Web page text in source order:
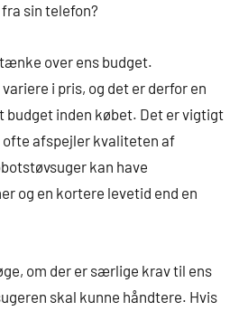
sin telefon?
over ens budget.
i pris, og det er derfor en
budget inden købet. Det er vigtigt
ofte afspejler kvaliteten af
kan have
og en kortere levetid end en
om der er særlige krav til ens
skal kunne håndtere. Hvis